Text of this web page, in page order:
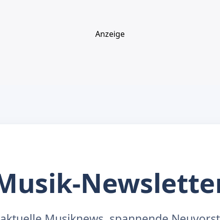
Anzeige